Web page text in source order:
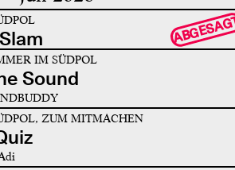
IM SÜDPOL
Sound
ZUM MITMACHEN